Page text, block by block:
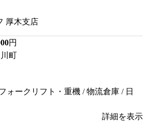
厚木支店
円
町
ォークリフト・重機 / 物流倉庫 / 日
詳細を表示